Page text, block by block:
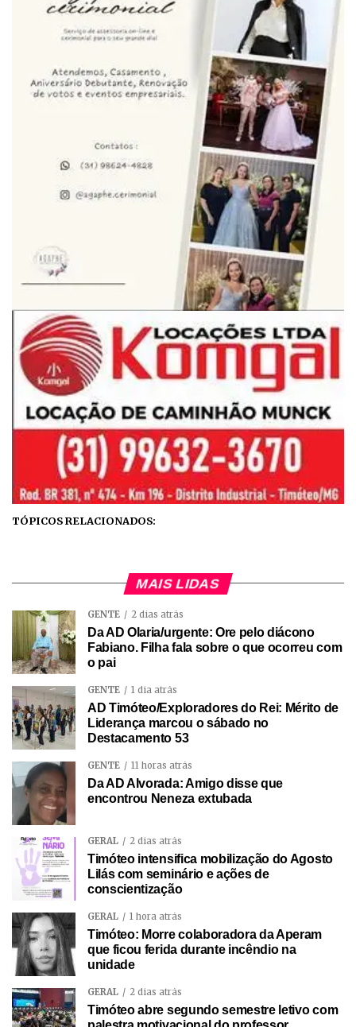
TÓPICOS RELACIONADOS:
MAIS LIDAS
GENTE 2 dias atrás
Da AD Olaria/urgente: Ore pelo diácono
Fabiano. Filha fala sobre o que ocorreu com
o pai
GENTE 1 dia atrás
AD Timóteo/Exploradores do Rei: Mérito de
Liderança marcou o sábado no
Destacamento 53
GENTE 11 horas atrás
Da AD Alvorada: Amigo disse que
encontrou Neneza extubada
GERAL 2 dias atrás
Timóteo intensifica mobilização do Agosto
Lilás com seminário e ações de
conscientização
GERAL 1 hora atrás
Timóteo: Morre colaboradora da Aperam
que ficou ferida durante incêndio na
unidade
GERAL 2 dias atrás
Timóteo abre segundo semestre letivo com